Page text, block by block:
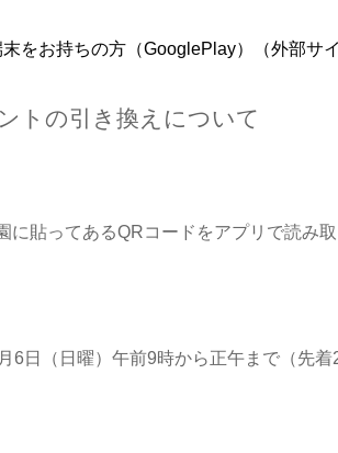
をお持ちの方（GooglePlay）（外部サイ
トの引き換えについて
に貼ってあるQRコードをアプリで読み
6日（日曜）午前9時から正午まで（先着